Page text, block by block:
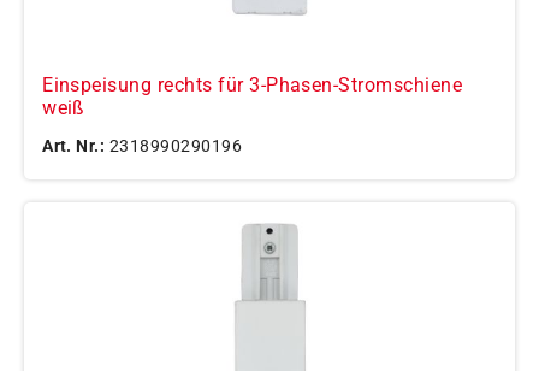
Einspeisung rechts für 3-Phasen-Stromschiene
weiß
Art. Nr.: 2318990290196